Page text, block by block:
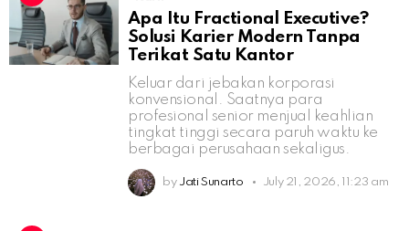
Apa Itu Fractional Executive?
Solusi Karier Modern Tanpa
Terikat Satu Kantor
Keluar dari jebakan korporasi
konvensional. Saatnya para
profesional senior menjual keahlian
tingkat tinggi secara paruh waktu ke
berbagai perusahaan sekaligus.
by Jati Sunarto July 21, 2026, 11:23 am